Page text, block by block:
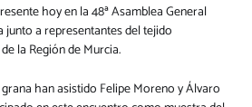
hoy en la 48ª Asamblea General
junto a representantes del tejido
la Región de Murcia.
han asistido Felipe Moreno y Álvaro